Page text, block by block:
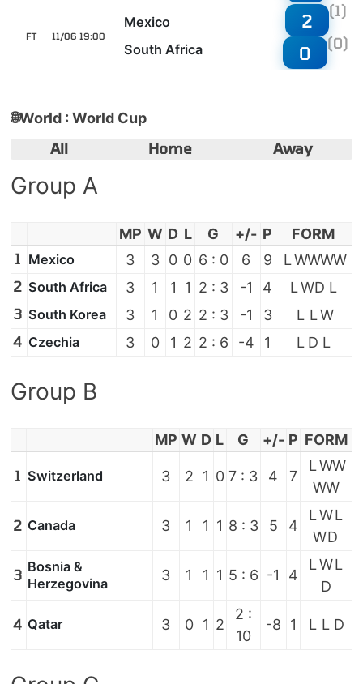
11/06 19:00
FT
Mexico
South Africa
2 (1)
0 (0)
🌐World : World Cup
All Home Away
Group A
MP W D L G +/- P FORM
1 Mexico 3 3 0 0 6 : 0 6 9 LWWWW
2 South Africa 3 1 1 1 2 : 3 -1 4 LWD L
3 South Korea 3 1 0 2 2 : 3 -1 3 L LW
4 Czechia 3 0 1 2 2 : 6 -4 1 L D L
Group B
MP W D L G +/- P FORM
1 Switzerland 3 2 1 0 7 : 3 4 7
L WW
WW
2 Canada 3 1 1 1 8 : 3 5 4
L WL
WD
3 Bosnia &
Herzegovina
3 1 1 1 5 : 6 -1 4
L WL
D
4 Qatar 3 0 1 2
2 :
10
-8 1 L L D